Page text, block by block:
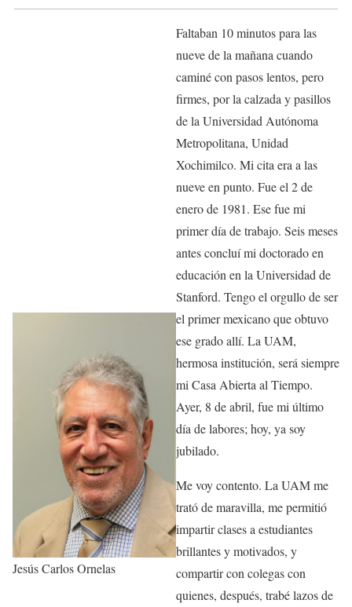
Jesús Carlos Ornelas
Faltaban 10 minutos para las
nueve de la mañana cuando
caminé con pasos lentos, pero
firmes, por la calzada y pasillos
de la Universidad Autónoma
Metropolitana, Unidad
Xochimilco. Mi cita era a las
nueve en punto. Fue el 2 de
enero de 1981. Ese fue mi
primer día de trabajo. Seis meses
antes concluí mi doctorado en
educación en la Universidad de
Stanford. Tengo el orgullo de ser
el primer mexicano que obtuvo
ese grado allí. La UAM,
hermosa institución, será siempre
mi Casa Abierta al Tiempo.
Ayer, 8 de abril, fue mi último
día de labores; hoy, ya soy
jubilado.
Me voy contento. La UAM me
trató de maravilla, me permitió
impartir clases a estudiantes
brillantes y motivados, y
compartir con colegas con
quienes, después, trabé lazos de